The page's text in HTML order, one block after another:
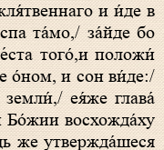
та́мо,/ за́йде бо
того́,и положи́
о́ном, и сон ви́де:/
ея́же глава́
Бо́жии восхожда́ху
же утвержда́шеся